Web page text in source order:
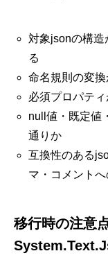
対象jsonの構造
る
命名規則の変
必須プロパテ
null値・既定値
通りか
互換性のある
マ・コメントへ
移行時の注意